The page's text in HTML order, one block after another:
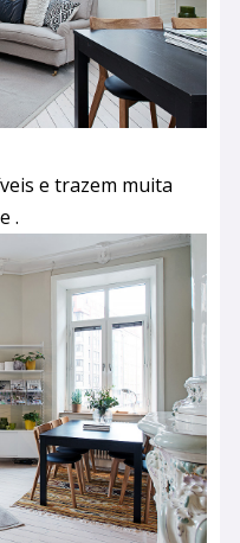
e trazem muita
.